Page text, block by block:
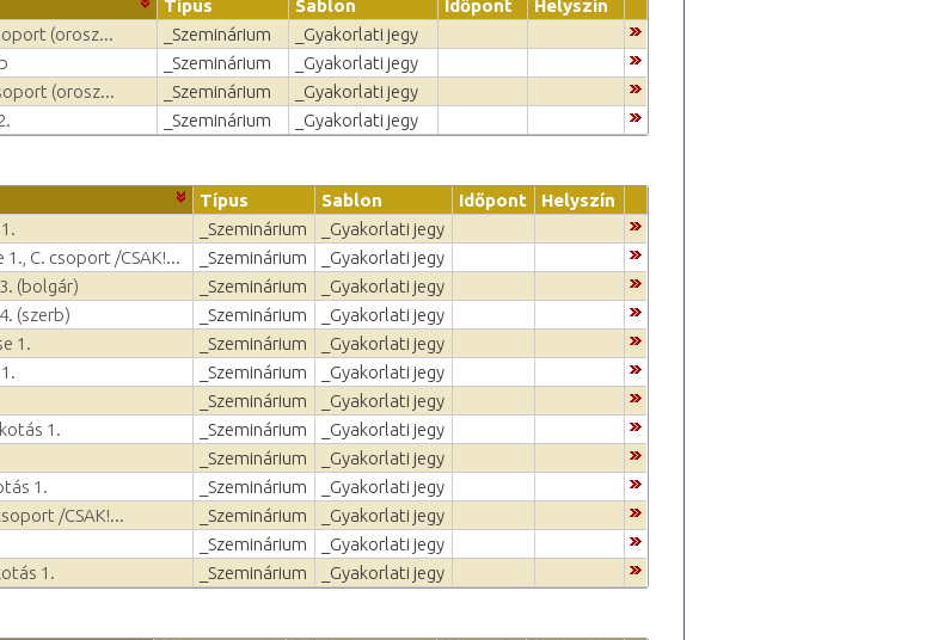
Típus Sablon Időpont
Helyszín
(orosz... _Szeminárium
_Gyakorlati jegy
_Szeminárium
_Gyakorlati jegy
(orosz... _Szeminárium
_Gyakorlati jegy
_Szeminárium _Gyakorlati jegy
Típus Sablon Időpont
Helyszín
_Szeminárium
_Gyakorlati jegy
C. csoport /CSAK!... _Szeminárium
_Gyakorlati jegy
(bolgár) _Szeminárium
_Gyakorlati jegy
(szerb) _Szeminárium
_Gyakorlati jegy
1. _Szeminárium
_Gyakorlati jegy
_Szeminárium
_Gyakorlati jegy
_Szeminárium
_Gyakorlati jegy
1. _Szeminárium
_Gyakorlati jegy
_Szeminárium
_Gyakorlati jegy
1. _Szeminárium
_Gyakorlati jegy
/CSAK!... _Szeminárium
_Gyakorlati jegy
_Szeminárium
_Gyakorlati jegy
1. _Szeminárium _Gyakorlati jegy